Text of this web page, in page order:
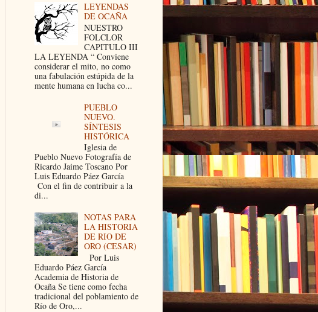
LEYENDAS
DE OCAÑA
NUESTRO
FOLCLOR
CAPITULO III
LA LEYENDA “ Conviene
considerar el mito, no como
una fabulación estúpida de la
mente humana en lucha co...
PUEBLO
NUEVO.
SÍNTESIS
HISTÓRICA
Iglesia de
Pueblo Nuevo Fotografía de
Ricardo Jaime Toscano Por
Luis Eduardo Páez García
Con el fin de contribuir a la
di...
NOTAS PARA
LA HISTORIA
DE RIO DE
ORO (CESAR)
Por Luis
Eduardo Páez García
Academia de Historia de
Ocaña Se tiene como fecha
tradicional del poblamiento de
Río de Oro,...